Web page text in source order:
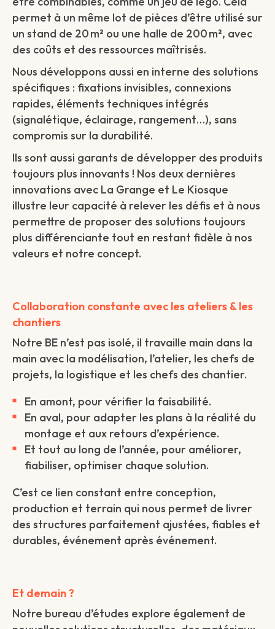
permet à un même lot de pièces d’être utilisé sur
un stand de 20 m² ou une halle de 200 m², avec
des coûts et des ressources maîtrisés.
Nous développons aussi en interne des solutions
spécifiques : fixations invisibles, connexions
rapides, éléments techniques intégrés
(signalétique, éclairage, rangement…), sans
compromis sur la durabilité.
Ils sont aussi garants de développer des produits
toujours plus innovants ! Nos deux dernières
innovations avec La Grange et Le Kiosque
illustre leur capacité à relever les défis et à nous
permettre de proposer des solutions toujours
plus différenciante tout en restant fidèle à nos
valeurs et notre concept.
Collaboration constante avec les ateliers & les
chantiers
Notre BE n’est pas isolé, il travaille main dans la
main avec la modélisation, l’atelier, les chefs de
projets, la logistique et les chefs des chantier.
En amont, pour vérifier la faisabilité.
En aval, pour adapter les plans à la réalité du
montage et aux retours d’expérience.
Et tout au long de l’année, pour améliorer,
fiabiliser, optimiser chaque solution.
C’est ce lien constant entre conception,
production et terrain qui nous permet de livrer
des structures parfaitement ajustées, fiables et
durables, événement après événement.
Et demain ?
Notre bureau d’études explore également de